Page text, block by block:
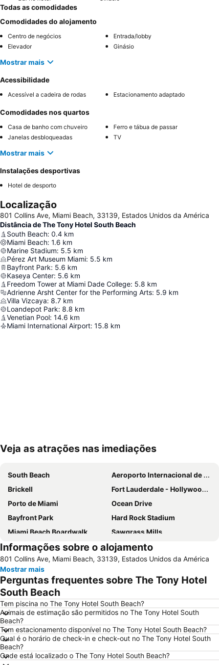
Todas as comodidades
Comodidades do alojamento
Centro de negócios
Entrada/lobby
Elevador
Ginásio
Mostrar mais
Acessibilidade
Acessível a cadeira de rodas Estacionamento adaptado
Comodidades nos quartos
Casa de banho com chuveiro
Ferro e tábua de passar
Janelas desbloqueadas
TV
Mostrar mais
Instalações desportivas
Hotel de desporto
Localização
801 Collins Ave, Miami Beach, 33139, Estados Unidos da América
Distância de The Tony Hotel South Beach
South Beach: 0.4 km
Miami Beach: 1.6 km
Marine Stadium: 5.5 km
Pérez Art Museum Miami: 5.5 km
Bayfront Park: 5.6 km
Kaseya Center: 5.6 km
Freedom Tower at Miami Dade College: 5.8 km
Adrienne Arsht Center for the Performing Arts: 5.9 km
Villa Vizcaya: 8.7 km
Loandepot Park: 8.8 km
Venetian Pool: 14.6 km
Miami International Airport: 15.8 km
Ampliar mapa
Veja as atrações nas imediações
South Beach
Aeroporto Internacional de Miami
Brickell
Fort Lauderdale - Hollywood International Airport
Porto de Miami
Ocean Drive
Bayfront Park
Hard Rock Stadium
Miami Beach Boardwalk
Sawgrass Mills
Lincoln Road
Dolphin Mall
Miami Beach Marina
Bayside Marketplace
Centro de Miami
Coconut Grove
Fort Lauderdale Beach
Brickell Avenue
Las Olas Boulevard
Miami Beach Visitor Center
Collins Avenue
Wynwood-Edgewater
Design District
Port Everglades
Miami Beach Convention Center
Bal Harbour Shops
Informações sobre o alojamento
801 Collins Ave, Miami Beach, 33139, Estados Unidos da América
Mostrar mais
Perguntas frequentes sobre The Tony Hotel
South Beach
Tem piscina no The Tony Hotel South Beach?
Animais de estimação são permitidos no The Tony Hotel South
Beach?
Tem estacionamento disponível no The Tony Hotel South Beach?
Qual é o horário de check-in e check-out no The Tony Hotel South
Beach?
Onde está localizado o The Tony Hotel South Beach?